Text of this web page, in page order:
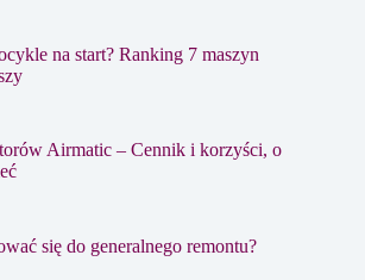
na start? Ranking 7 maszyn
Airmatic – Cennik i korzyści, o
się do generalnego remontu?